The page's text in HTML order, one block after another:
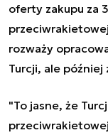
oferty zakupu za
rozważy
Turcji, ale później
"To jasne, że